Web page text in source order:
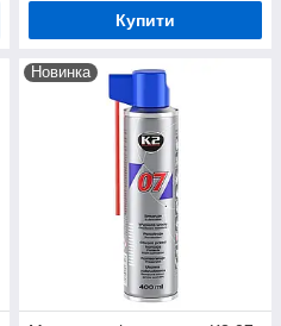
Купити
Новинка